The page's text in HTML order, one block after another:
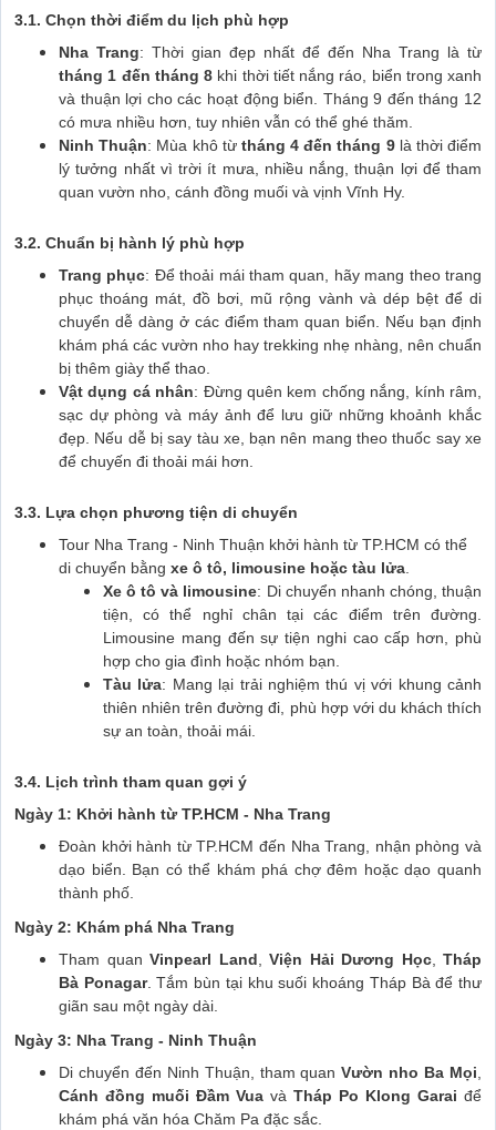
3.1. Chọn thời điểm du lịch phù hợp
Nha Trang: Thời gian đẹp nhất để đến Nha Trang là từ
tháng 1 đến tháng 8 khi thời tiết nắng ráo, biển trong xanh
và thuận lợi cho các hoạt động biển. Tháng 9 đến tháng 12
có mưa nhiều hơn, tuy nhiên vẫn có thể ghé thăm.
Ninh Thuận: Mùa khô từ tháng 4 đến tháng 9là thời điểm
lý tưởng nhất vì trời ít mưa, nhiều nắng, thuận lợi để tham
quan vườn nho, cánh đồng muối và vịnh Vĩnh Hy.
3.2. Chuẩn bị hành lý phù hợp
Trang phục: Để thoải mái tham quan, hãy mang theo trang
phục thoáng mát, đồ bơi, mũ rộng vành và dép bệt để di
chuyển dễ dàng ở các điểm tham quan biển. Nếu bạn định
khám phá các vườn nho hay trekking nhẹ nhàng, nên chuẩn
bị thêm giày thể thao.
Vật dụng cá nhân: Đừng quên kem chống nắng, kính râm,
sạc dự phòng và máy ảnh để lưu giữ những khoảnh khắc
đẹp. Nếu dễ bị say tàu xe, bạn nên mang theo thuốc say xe
để chuyến đi thoải mái hơn.
3.3. Lựa chọn phương tiện di chuyển
Tour Nha Trang - Ninh Thuận khởi hành từ TP.HCM có thể
di chuyển bằng xe ô tô, limousine hoặc tàu lửa.
Xe ô tô và limousine: Di chuyển nhanh chóng, thuận
tiện, có thể nghỉ chân tại các điểm trên đường.
Limousine mang đến sự tiện nghi cao cấp hơn, phù
hợp cho gia đình hoặc nhóm bạn.
Tàu lửa: Mang lại trải nghiệm thú vị với khung cảnh
thiên nhiên trên đường đi, phù hợp với du khách thích
sự an toàn, thoải mái.
3.4. Lịch trình tham quan gợi ý
Ngày 1: Khởi hành từ TP.HCM - Nha Trang
Đoàn khởi hành từ TP.HCM đến Nha Trang, nhận phòng và
dạo biển. Bạn có thể khám phá chợ đêm hoặc dạo quanh
thành phố.
Ngày 2: Khám phá Nha Trang
Tham quan Vinpearl Land, Viện Hải Dương Học, Tháp
Bà Ponagar. Tắm bùn tại khu suối khoáng Tháp Bà để thư
giãn sau một ngày dài.
Ngày 3: Nha Trang - Ninh Thuận
Di chuyển đến Ninh Thuận, tham quanVườn nho Ba Mọi,
Cánh đồng muối Đầm Vua và Tháp Po Klong Garai để
khám phá văn hóa Chăm Pa đặc sắc.